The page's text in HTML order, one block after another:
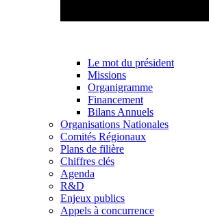
Le mot du président
Missions
Organigramme
Financement
Bilans Annuels
Organisations Nationales
Comités Régionaux
Plans de filière
Chiffres clés
Agenda
R&D
Enjeux publics
Appels à concurrence